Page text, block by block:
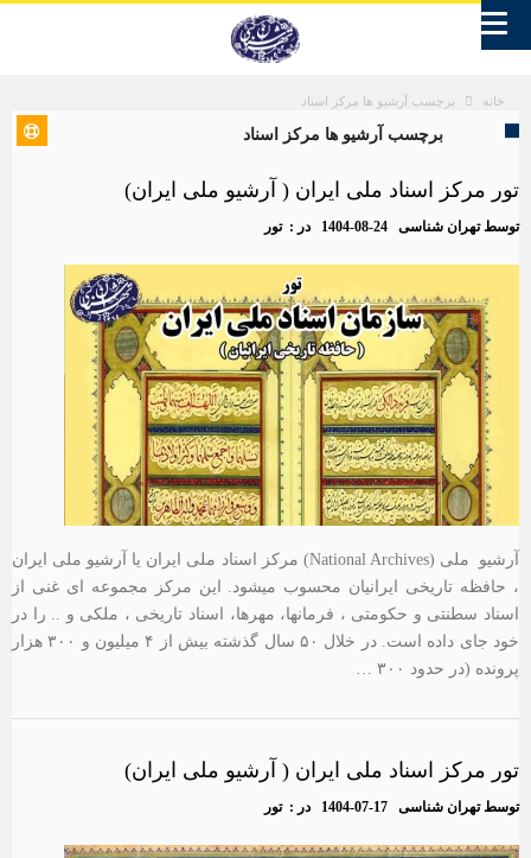
خانه برچسب آرشیو ها مرکز اسناد
برچسب آرشیو ها مرکز اسناد
تور مرکز اسناد ملی ایران ( آرشیو ملی ایران)
توسطتهران شناسی 1404-08-24 در :تور
آرشیو ملی (National Archives) مرکز اسناد ملی ایران یا آرشیو ملی ایران
، حافظه تاریخی ایرانیان محسوب میشود. این مرکز مجموعه ای غنی از
اسناد سطنتی و حکومتی ، فرمانها، مهرها، اسناد تاریخی ، ملکی و .. را در
خود جای داده است. در خلال ۵۰ سال گذشته بیش از ۴ میلیون و ۳۰۰ هزار
پرونده (در حدود ۳۰۰ …
تور مرکز اسناد ملی ایران ( آرشیو ملی ایران)
توسطتهران شناسی 1404-07-17 در :تور